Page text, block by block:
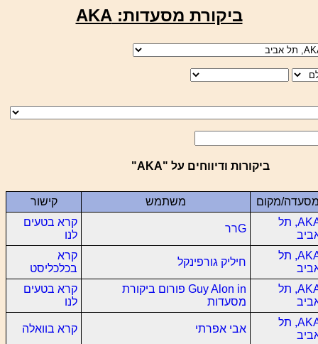
ביקורת מסעדות: AKA
ביקורות ודיווחים על "AKA"
מקום משתמש
קישור
AKA, תל
Gרר
קרא בטעים
לנו
AKA, תל
חיליק גורפינקל
קרא
בכלכליסט
AKA, תל
Guy Alon in פורום ביקורת
מסעדות
קרא בטעים
לנו
AKA, תל
אבי אפרתי קרא בוואלה